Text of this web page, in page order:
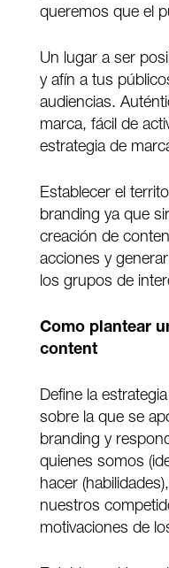
queremos que el
Un lugar a ser
y afín a tus
audiencias.
marca, fácil de
estrategia de
Establecer el
branding ya que
creación de
acciones y
los grupos de
Como plantear
content
Define la
sobre la que se
branding y
quienes somos
hacer
nuestros
motivaciones de